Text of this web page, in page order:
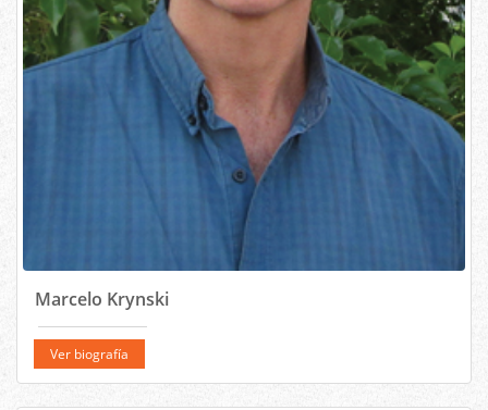
Marcelo Krynski
Ver biografía